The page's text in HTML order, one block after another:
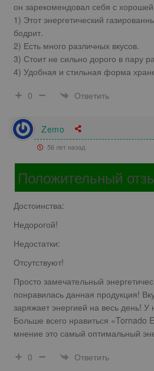
он зарекомендовал себя с
1) Этот энергетический
бодрит.
2) Есть много различных вкусов.
3) Стоит не сильно дорого в пару
4) Удобная и стильная форма
0
Ответить
Zemo
56 лет назад
Положительный
Достоинства:
Недорогой!
Недостатки:
Отсутствуют!
Просто замечательный
понравилась данная продукция!
заряжает энергией на весь день! У
Больше всего нравиться «Tornado
мнение это самый оптимальный
0
Ответить